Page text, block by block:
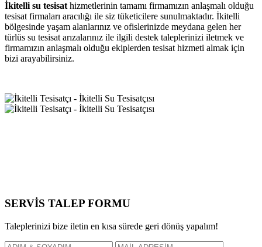
İkitelli su tesisat hizmetlerinin tamamı firmamızın anlaşmalı olduğu
tesisat firmaları aracılığı ile siz tüketicilere sunulmaktadır. İkitelli
bölgesinde yaşam alanlarınız ve ofislerinizde meydana gelen her
türlüs su tesisat arızalarınız ile ilgili destek taleplerinizi iletmek ve
firmamızın anlaşmalı olduğu ekiplerden tesisat hizmeti almak için
bizi arayabilirsiniz.
SERVİS TALEP FORMU
Taleplerinizi bize iletin en kısa sürede geri dönüş yapalım!